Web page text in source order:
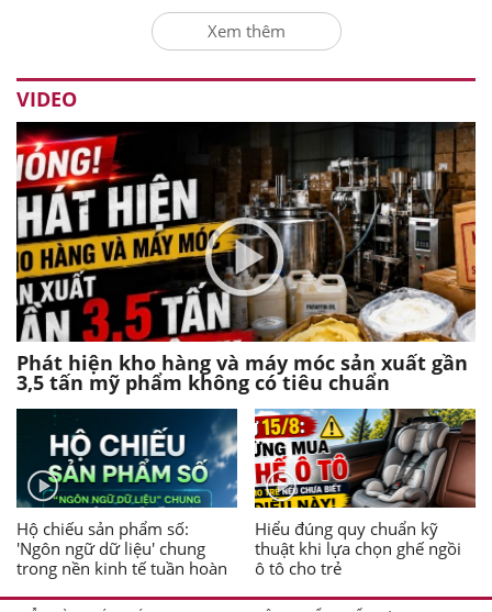
Xem thêm
VIDEO
Phát hiện kho hàng và máy móc sản xuất gần
3,5 tấn mỹ phẩm không có tiêu chuẩn
Hộ chiếu sản phẩm số:
'Ngôn ngữ dữ liệu' chung
trong nền kinh tế tuần hoàn
Hiểu đúng quy chuẩn kỹ
thuật khi lựa chọn ghế ngồi
ô tô cho trẻ